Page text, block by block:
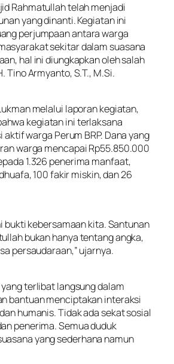
Rahmatullah telah menjadi
yang dinanti. Kegiatan ini
perjumpaan antara warga
sekitar dalam suasana
hal ini diungkapkan oleh salah
Tino Armyanto, S.T., M.Si.
melalui laporan kegiatan,
kegiatan ini terlaksana
warga Perum BRP. Dana yang
warga mencapai Rp55.850.000
1.326 penerima manfaat,
100 fakir miskin, dan 26
bukti kebersamaan kita. Santunan
bukan hanya tentang angka,
persaudaraan,” ujarnya.
terlibat langsung dalam
bantuan menciptakan interaksi
humanis. Tidak ada sekat sosial
penerima. Semua duduk
yang sederhana namun